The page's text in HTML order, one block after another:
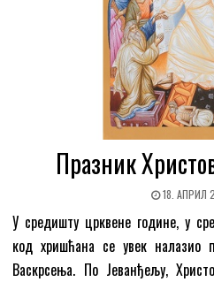
Празник
18. АПРИЛ
У средишту црквене године, у
код хришћана се увек налазио
Васкрсења. По Јеванђељу,